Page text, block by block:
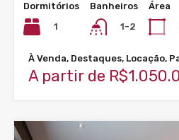
Dormitórios
1
Banheiros
1-2
Área
À Venda, Destaques, Locação,
A partir de